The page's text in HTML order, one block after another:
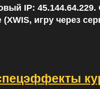
IP: 45.144.64.229.
игру через